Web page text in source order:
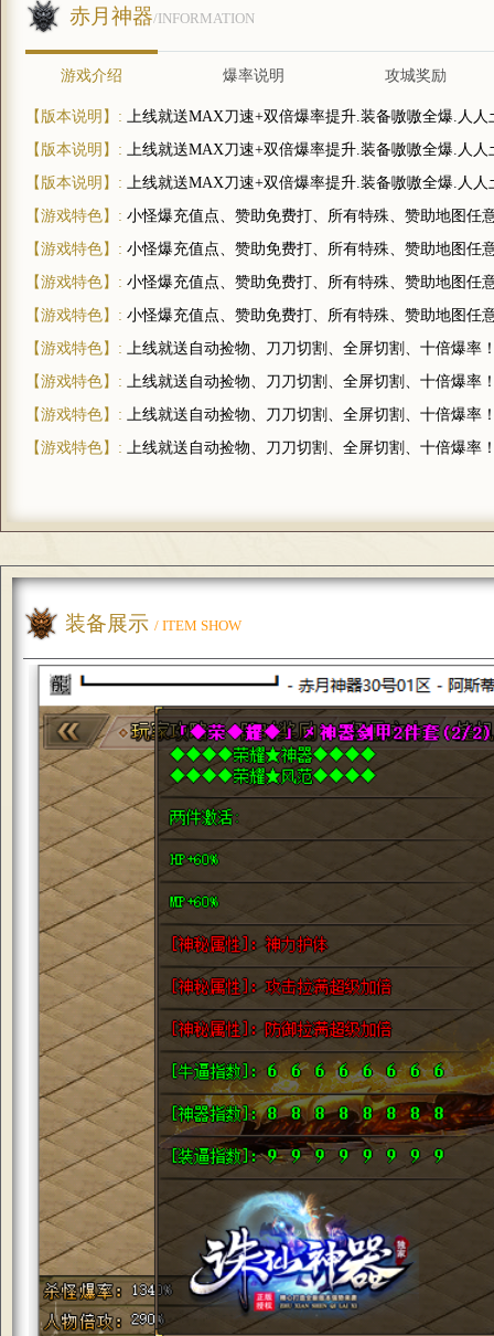
赤月神器/INFORMATION
游戏介绍 爆率说明 攻城奖励
【版本说明】: 上线就送MAX刀速+双倍爆率提升.装备嗷嗷全爆.人
【版本说明】: 上线就送MAX刀速+双倍爆率提升.装备嗷嗷全爆.人
【版本说明】: 上线就送MAX刀速+双倍爆率提升.装备嗷嗷全爆.人
【游戏特色】: 小怪爆充值点、赞助免费打、所有特殊、赞助地图任
【游戏特色】: 小怪爆充值点、赞助免费打、所有特殊、赞助地图任
【游戏特色】: 小怪爆充值点、赞助免费打、所有特殊、赞助地图任
【游戏特色】: 小怪爆充值点、赞助免费打、所有特殊、赞助地图任
【游戏特色】: 上线就送自动捡物、刀刀切割、全屏切割、十倍爆率
【游戏特色】: 上线就送自动捡物、刀刀切割、全屏切割、十倍爆率
【游戏特色】: 上线就送自动捡物、刀刀切割、全屏切割、十倍爆率
【游戏特色】: 上线就送自动捡物、刀刀切割、全屏切割、十倍爆率
装备展示 / ITEM SHOW